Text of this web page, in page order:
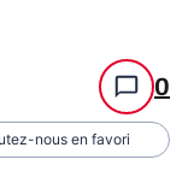
0
nous en favori